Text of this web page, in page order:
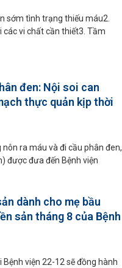
sớm tình trạng thiếu máu2.
các vi chất cần thiết3. Tầm
đen: Nội soi can
thực quản kịp thời
ra máu và đi cầu phân đen,
được đưa đến Bệnh viện
dành cho mẹ bầu
sản tháng 8 của Bệnh
viện 22-12 sẽ đồng hành